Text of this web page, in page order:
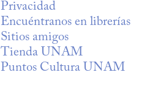
Privacidad
Encuéntranos en librerías
Sitios amigos
Tienda UNAM
Puntos Cultura UNAM